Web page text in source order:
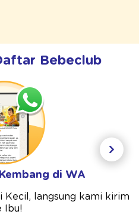
Bebeclub
di WA
Kecil, langsung kami kirim
Ibu!